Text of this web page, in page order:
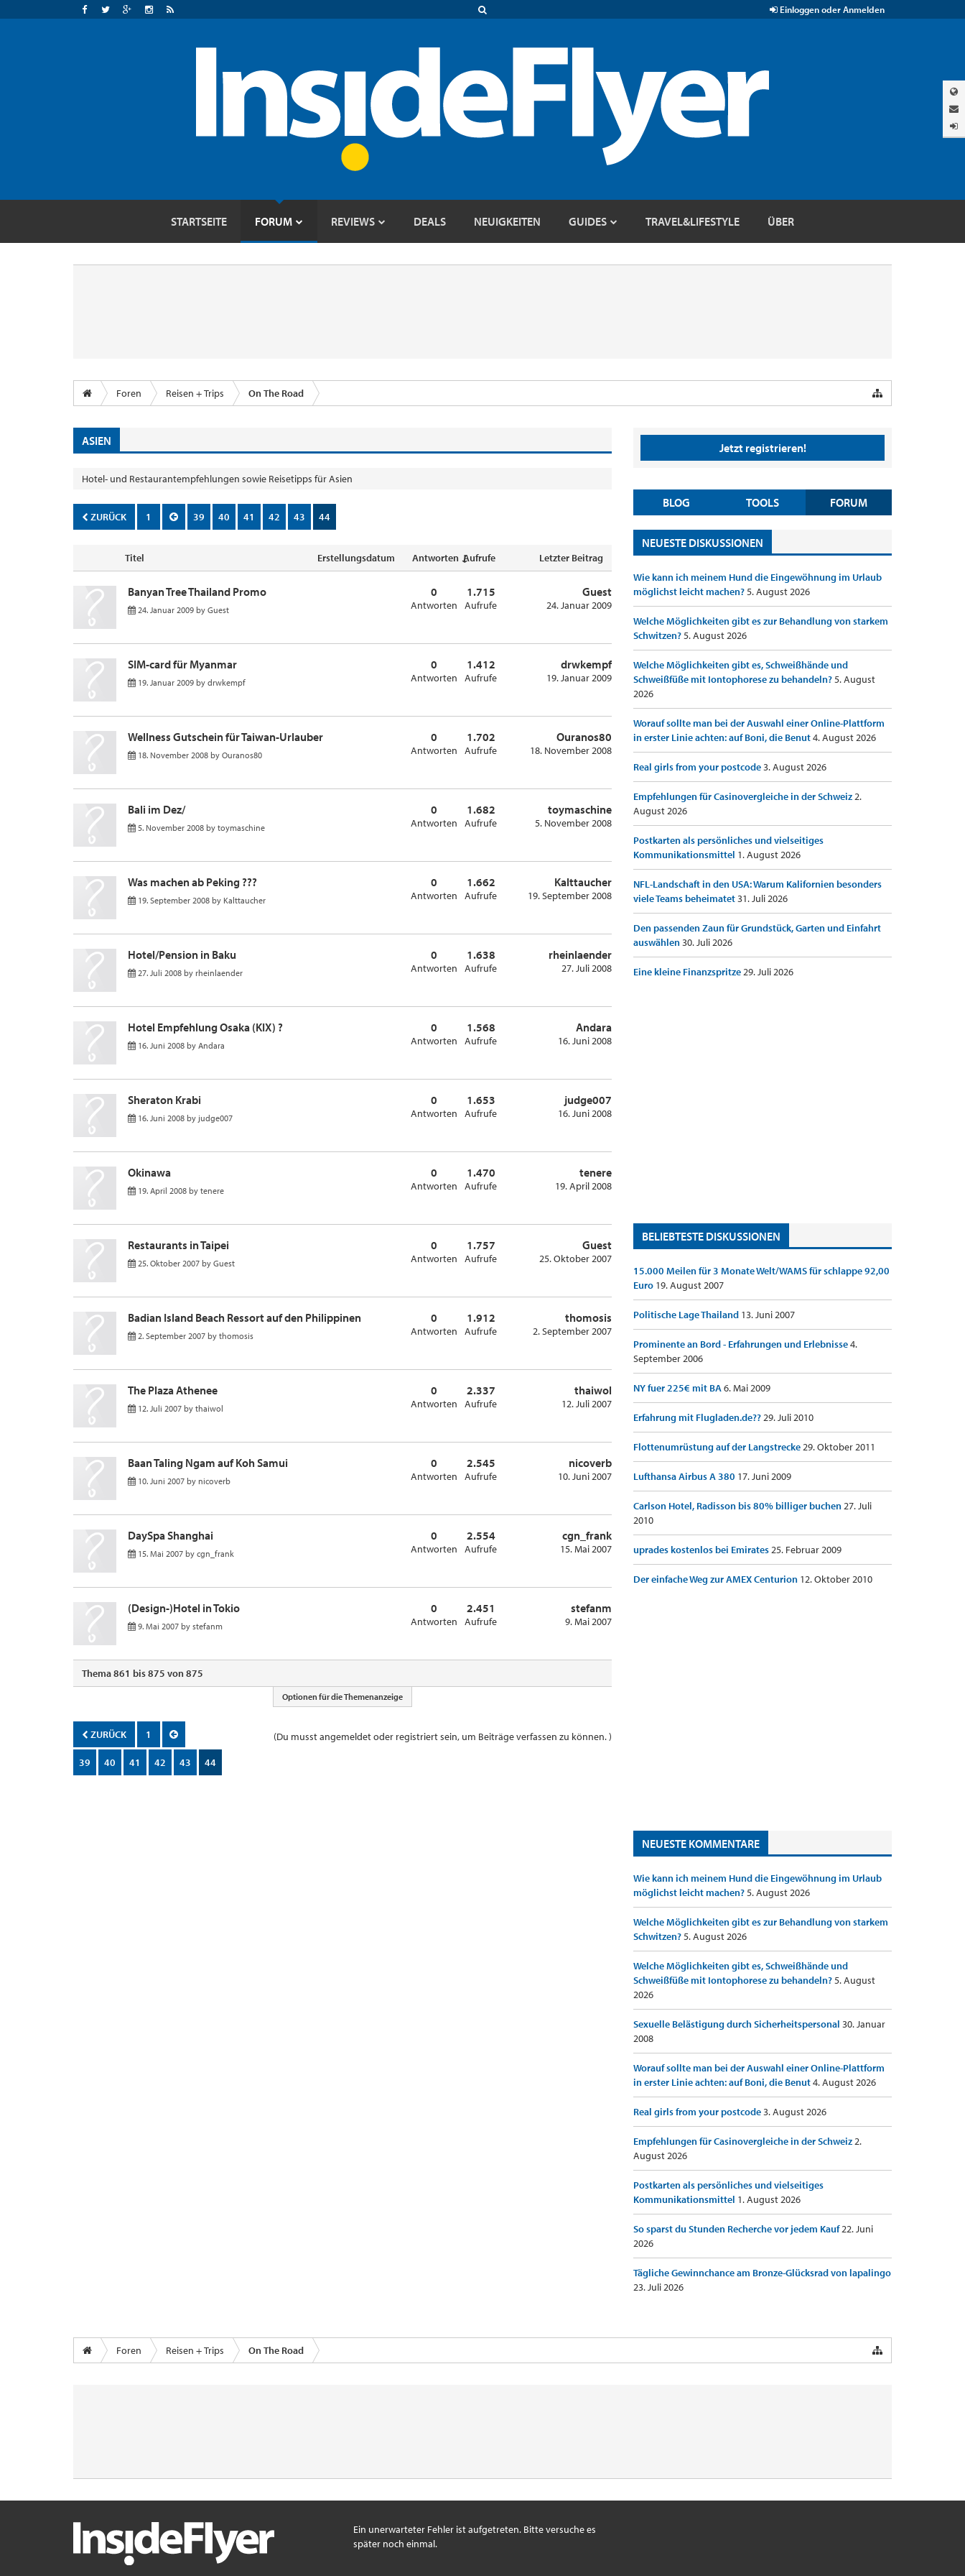
Einloggen oder Anmelden
STARTSEITE FORUM REVIEWS DEALS NEUIGKEITEN GUIDES TRAVEL&LIFESTYLE ÜBER
Foren Reisen + Trips On The Road
ASIEN
Hotel- und Restaurantempfehlungen sowie Reisetipps für Asien
ZURÜCK 1 39 40 41 42 43 44
Titel Erstellungsdatum Antworten ↓Aufrufe Letzter Beitrag
Banyan Tree Thailand Promo
24. Januar 2009 by Guest
0
Antworten
1.715
Aufrufe
Guest
24. Januar 2009
SIM-card für Myanmar
19. Januar 2009 by drwkempf
0
Antworten
1.412
Aufrufe
drwkempf
19. Januar 2009
Wellness Gutschein für Taiwan-Urlauber
18. November 2008 by Ouranos80
0
Antworten
1.702
Aufrufe
Ouranos80
18. November 2008
Bali im Dez/
5. November 2008 by toymaschine
0
Antworten
1.682
Aufrufe
toymaschine
5. November 2008
Was machen ab Peking ???
19. September 2008 by Kalttaucher
0
Antworten
1.662
Aufrufe
Kalttaucher
19. September 2008
Hotel/Pension in Baku
27. Juli 2008 by rheinlaender
0
Antworten
1.638
Aufrufe
rheinlaender
27. Juli 2008
Hotel Empfehlung Osaka (KIX) ?
16. Juni 2008 by Andara
0
Antworten
1.568
Aufrufe
Andara
16. Juni 2008
Sheraton Krabi
16. Juni 2008 by judge007
0
Antworten
1.653
Aufrufe
judge007
16. Juni 2008
Okinawa
19. April 2008 by tenere
0
Antworten
1.470
Aufrufe
tenere
19. April 2008
Restaurants in Taipei
25. Oktober 2007 by Guest
0
Antworten
1.757
Aufrufe
Guest
25. Oktober 2007
Badian Island Beach Ressort auf den Philippinen
2. September 2007 by thomosis
0
Antworten
1.912
Aufrufe
thomosis
2. September 2007
The Plaza Athenee
12. Juli 2007 by thaiwol
0
Antworten
2.337
Aufrufe
thaiwol
12. Juli 2007
Baan Taling Ngam auf Koh Samui
10. Juni 2007 by nicoverb
0
Antworten
2.545
Aufrufe
nicoverb
10. Juni 2007
DaySpa Shanghai
15. Mai 2007 by cgn_frank
0
Antworten
2.554
Aufrufe
cgn_frank
15. Mai 2007
(Design-)Hotel in Tokio
9. Mai 2007 by stefanm
0
Antworten
2.451
Aufrufe
stefanm
9. Mai 2007
Thema 861 bis 875 von 875
Optionen für die Themenanzeige
(Du musst angemeldet oder registriert sein, um Beiträge verfassen zu können. )
ZURÜCK 1
39 40 41 42 43 44
Jetzt registrieren!
BLOG TOOLS FORUM
NEUESTE DISKUSSIONEN
Wie kann ich meinem Hund die Eingewöhnung im Urlaub
möglichst leicht machen?5. August 2026
Welche Möglichkeiten gibt es zur Behandlung von starkem
Schwitzen?5. August 2026
Welche Möglichkeiten gibt es, Schweißhände und
Schweißfüße mit Iontophorese zu behandeln?5. August
2026
Worauf sollte man bei der Auswahl einer Online-Plattform
in erster Linie achten: auf Boni, die Benut4. August 2026
Real girls from your postcode3. August 2026
Empfehlungen für Casinovergleiche in der Schweiz2.
August 2026
Postkarten als persönliches und vielseitiges
Kommunikationsmittel 1. August 2026
NFL-Landschaft in den USA: Warum Kalifornien besonders
viele Teams beheimatet31. Juli 2026
Den passenden Zaun für Grundstück, Garten und Einfahrt
auswählen30. Juli 2026
Eine kleine Finanzspritze29. Juli 2026
BELIEBTESTE DISKUSSIONEN
15.000 Meilen für 3 Monate Welt/WAMS für schlappe 92,00
Euro 19. August 2007
Politische Lage Thailand 13. Juni 2007
Prominente an Bord - Erfahrungen und Erlebnisse4.
September 2006
NY fuer 225€ mit BA6. Mai 2009
Erfahrung mit Flugladen.de??29. Juli 2010
Flottenumrüstung auf der Langstrecke29. Oktober 2011
Lufthansa Airbus A 380 17. Juni 2009
Carlson Hotel, Radisson bis 80% billiger buchen27. Juli
2010
uprades kostenlos bei Emirates25. Februar 2009
Der einfache Weg zur AMEX Centurion 12. Oktober 2010
NEUESTE KOMMENTARE
Wie kann ich meinem Hund die Eingewöhnung im Urlaub
möglichst leicht machen?5. August 2026
Welche Möglichkeiten gibt es zur Behandlung von starkem
Schwitzen?5. August 2026
Welche Möglichkeiten gibt es, Schweißhände und
Schweißfüße mit Iontophorese zu behandeln?5. August
2026
Sexuelle Belästigung durch Sicherheitspersonal 30. Januar
2008
Worauf sollte man bei der Auswahl einer Online-Plattform
in erster Linie achten: auf Boni, die Benut4. August 2026
Real girls from your postcode3. August 2026
Empfehlungen für Casinovergleiche in der Schweiz2.
August 2026
Postkarten als persönliches und vielseitiges
Kommunikationsmittel 1. August 2026
So sparst du Stunden Recherche vor jedem Kauf22. Juni
2026
Tägliche Gewinnchance am Bronze-Glücksrad von lapalingo
23. Juli 2026
Foren Reisen + Trips On The Road
Ein unerwarteter Fehler ist aufgetreten. Bitte versuche es
später noch einmal.